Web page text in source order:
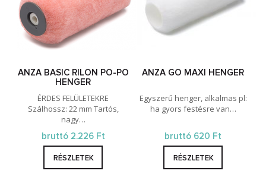
ANZA BASIC RILON PO-PO
HENGER
ÉRDES FELÜLETEKRE
Szálhossz: 22 mm Tartós,
nagy…
bruttó 2.226 Ft
RÉSZLETEK
ANZA GO MAXI HENGER
Egyszerű henger, alkalmas pl:
ha gyors festésre van…
bruttó 620 Ft
RÉSZLETEK